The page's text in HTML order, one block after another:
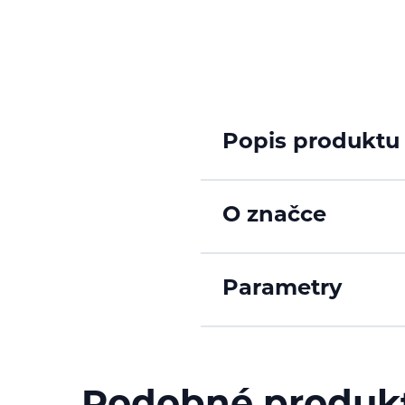
Popis produktu
O značce
Parametry